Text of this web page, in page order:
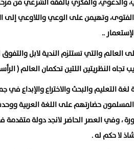
وتهيمن على الوعي واللاوعي إلى
..
العالم والتي تستلزم الندية لابل
النظريتين اللتين تحكمان العالم (
لغة التعليم والبحث والاختراع والإبداع في
حضارتهم على اللغة العربية
، وفي العصر الحاضر لانجد دولة متقدمة
لا حكم له .